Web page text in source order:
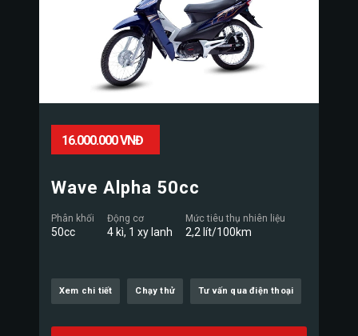
16.000.000 VNĐ
Wave Alpha 50cc
Phân khối
50cc
Động cơ
4 kì, 1 xy lanh
Mức tiêu thụ nhiên liệu
2,2 lít/100km
Xem chi tiết Chạy thử Tư vấn qua điện thoại